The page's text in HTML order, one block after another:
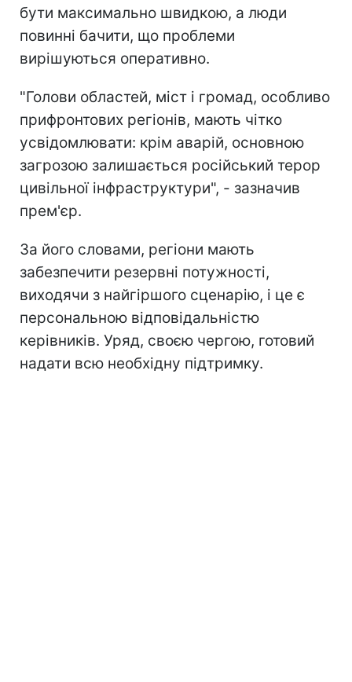
бути максимально швидкою, а люди
повинні бачити, що проблеми
вирішуються оперативно.
"Голови областей, міст і громад, особливо
прифронтових регіонів, мають чітко
усвідомлювати: крім аварій, основною
загрозою залишається російський терор
цивільної інфраструктури", - зазначив
прем'єр.
За його словами, регіони мають
забезпечити резервні потужності,
виходячи з найгіршого сценарію, і це є
персональною відповідальністю
керівників. Уряд, своєю чергою, готовий
надати всю необхідну підтримку.